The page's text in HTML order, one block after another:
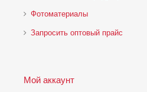
Фотоматериалы
Запросить оптовый прайс
Мой аккаунт